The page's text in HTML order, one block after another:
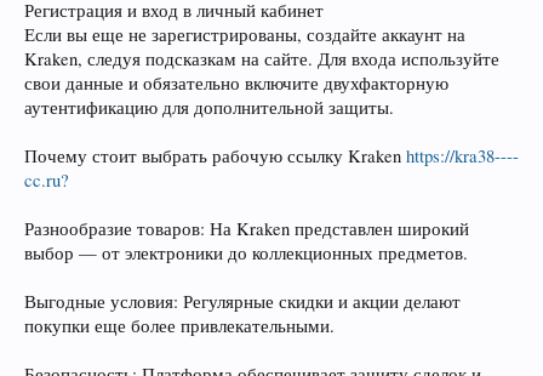
Регистрация и вход в личный кабинет
Если вы еще не зарегистрированы, создайте аккаунт на
Kraken, следуя подсказкам на сайте. Для входа используйте
свои данные и обязательно включите двухфакторную
аутентификацию для дополнительной защиты.
Почему стоит выбрать рабочую ссылку Kraken https://kra38----
cc.ru?
Разнообразие товаров: На Kraken представлен широкий
выбор — от электроники до коллекционных предметов.
Выгодные условия: Регулярные скидки и акции делают
покупки еще более привлекательными.